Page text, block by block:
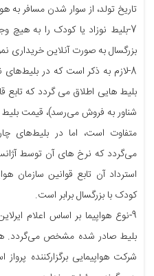
تاریخ تولد، از سوار شدن مسافر به
7-بلیط نوزاد یا کودک را به هیچ
بزرگسال به صورت آنلاین خریداری
8-لازم به ذکر است که در
بلیط هایی اطلاق می گردد که تابع
شناور به فروش می‌رسد)، قیمت بلیط
متفاوت است، اما در بلیط‌های
می‌گردد که نرخ های آن توسط
استرداد آن تابع قوانین سازمان
کودک با بزرگسال برابر است.
9-نوع هواپیما بر اساس اعلام
بلیط صادر شده مشخص می‌گردد. هر
شرکت هواپیمایی برگزارکننده